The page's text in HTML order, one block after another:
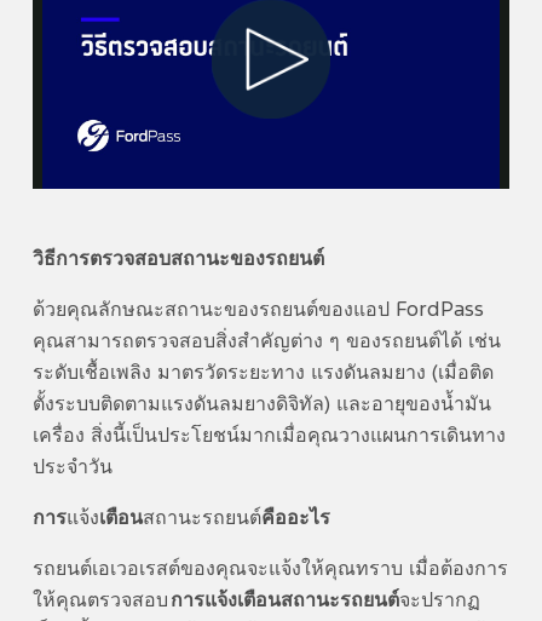
Play
Video
วิธีการตรวจสอบสถานะของรถยนต์
ด้วยคุณลักษณะสถานะของรถยนต์ของแอป FordPass
คุณสามารถตรวจสอบสิ่งสำคัญต่าง ๆ ของรถยนต์ได้ เช่น
ระดับเชื้อเพลิง มาตรวัดระยะทาง แรงดันลมยาง (เมื่อติด
ตั้งระบบติดตามแรงดันลมยางดิจิทัล) และอายุของน้ำมัน
เครื่อง สิ่งนี้เป็นประโยชน์มากเมื่อคุณวางแผนการเดินทาง
ประจำวัน
การแจ้งเตือนสถานะรถยนต์คืออะไร
รถยนต์เอเวอเรสต์ของคุณจะแจ้งให้คุณทราบ เมื่อต้องการ
ให้คุณตรวจสอบ การแจ้งเตือนสถานะรถยนต์จะปรากฏ